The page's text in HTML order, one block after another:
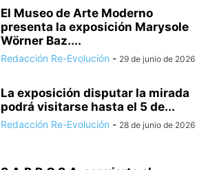
El Museo de Arte Moderno
presenta la exposición Marysole
Wörner Baz....
Redacción Re-Evolución - 29 de junio de 2026
La exposición disputar la mirada
podrá visitarse hasta el 5 de...
Redacción Re-Evolución - 28 de junio de 2026